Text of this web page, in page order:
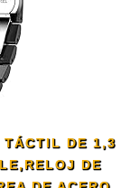
TÁCTIL DE 1,3
DE